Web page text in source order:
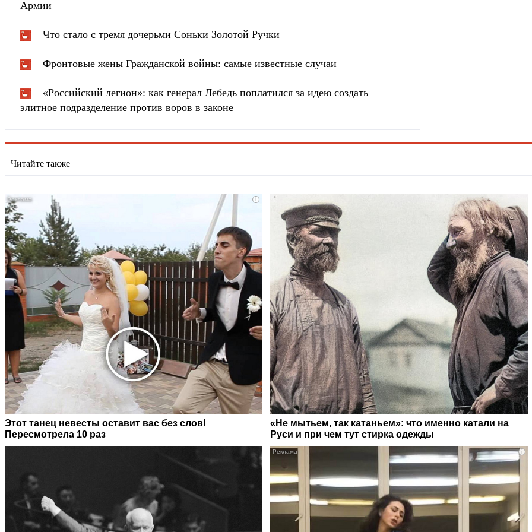
Армии
Что стало с тремя дочерьми Соньки Золотой Ручки
Фронтовые жены Гражданской войны: самые известные случаи
«Российский легион»: как генерал Лебедь поплатился за идею создать
элитное подразделение против воров в законе
Читайте также
i
Этот танец невесты оставит вас без слов!
Пересмотрела 10 раз
«Не мытьем, так катаньем»: что именно катали на
Руси и при чем тут стирка одежды
i